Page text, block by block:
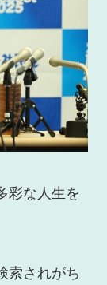
彩な人生を
索されがち